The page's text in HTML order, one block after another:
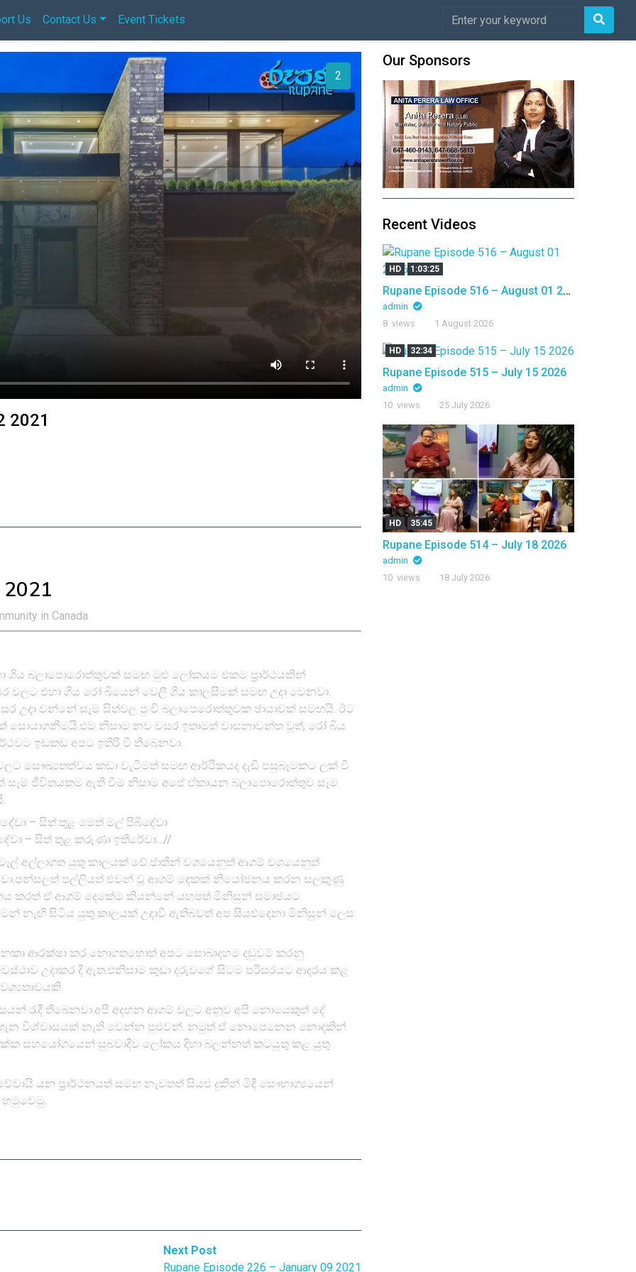
Us Contact Us Event Tickets
1
2021
in Canada
ගිය බලාපොරොත්තුවක් සමඟ මුළු ලෝකයම එකම ප්‍රාර්ථයකින්
එහා ගිය රෝ බියෙන් වෙලී ගිය කාලසීමක් සමඟ උදා වෙනවා.
උදා වන්නේ සැම සිත්වල පුංචි බලාපෙරොත්තුවක ඡායාවක් සමඟයි. ඊට
නිසාම නව වසර ඉතාමත් වාසනාවන්ත වූත්, රෝ බිය
ඉඩකඩ අපට ඉතිරි වී තිබෙනවා.
සෞඛ්‍යතත්වය කඩා වැටීමත් සමඟ ආර්ථිකයද දැඩි පසුබෑමකට ලක් වී
සෑම ජීවිතයකම ඇති වීම නිසාම අපේ ඒකායන බලාපොරොත්තුව සෑම
– සිත් තුළ මෙත් මල් පිබිදේවා
– සිත් තුළ කරුණා ඉතිරේවා…//
අල්ලාගත යුතු කාලයක් වේ.ජාතීන් වශයෙනුත් ආගම් වශයෙනුත්
පල්ලියත් එවන් වූ ආගම් දෙකක් නියෝජනය කරන සලකුණු
කරත් ඒ ආගම් දෙකේම කියන්නේ යහපත් මිනිසුන් සමාජයට
නැඟී සිටිය යුතු කාලයක් උදාවී ඇතිබවත් අප සියළුදෙනා මිනිසුන් ලෙස
ආරක්ෂා කර නොගතහොත් අපට සොබාදහම දඩුවම් කරනු
උදාකර දී ඇත.එනිසාම කුඩා දරුවගේ සිටම පරිසරයට ආදරය කළ
රැදී තිබෙනවා.අපි අදහන ආගම් වලට අනූව අපි නොයෙකුත් දේ
ගැන විශ්වාසයක් නැති වෙන්න පුළුවන්. නමුත් ඒ නොපෙනෙන නොදකින්
සහයෝගයෙන් සුබවාදීව ලෝකය දිහා බලන්නත් කටයුතු කළ යුතු
යන ප්‍රාර්ථනයත් සමඟ නැවතත් සියළු දුකින් මිදී සෞභාග්‍යයෙන්
Next PostNext
post:
Rupane Episode 226 – January 09 2021
Our Sponsors
Recent Videos
HD 1:03:25
Rupane Episode 516 – August 01 2026
admin
8 views
1 August 2026
HD 32:34
Rupane Episode 515 – July 15 2026
admin
10 views
25 July 2026
HD 35:45
Rupane Episode 514 – July 18 2026
admin
10 views
18 July 2026